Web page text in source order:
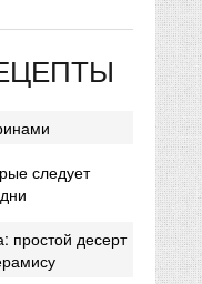
следует
простой десерт